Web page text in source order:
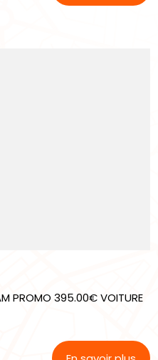
PROMO 395.00€ VOITURE